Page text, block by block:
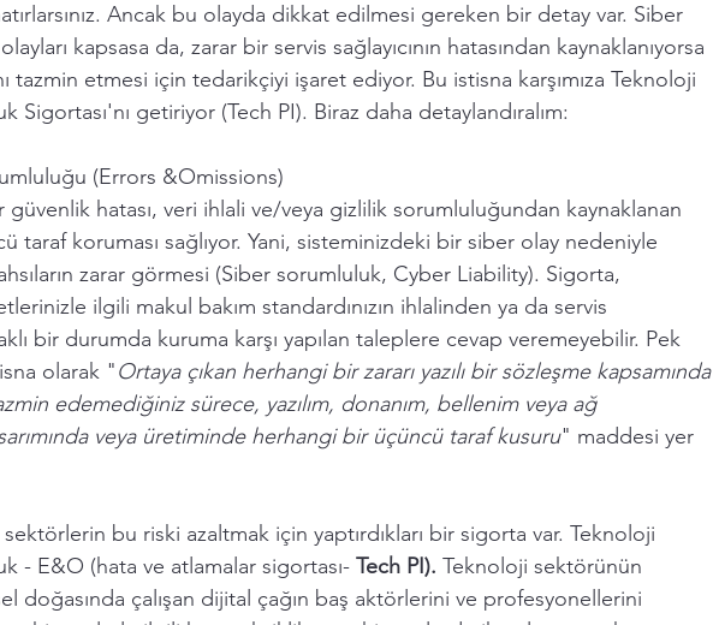
Ancak bu olayda dikkat edilmesi gereken bir detay var. Siber
kapsasa da, zarar bir servis sağlayıcının hatasından kaynaklanıyorsa
tazmin etmesi için tedarikçiyi işaret ediyor. Bu istisna karşımıza Teknoloji
Sigortası'nı getiriyor (Tech PI). Biraz daha detaylandıralım:
(Errors &Omissions)
hatası, veri ihlali ve/veya gizlilik sorumluluğundan kaynaklanan
taraf koruması sağlıyor. Yani, sisteminizdeki bir siber olay nedeniyle
zarar görmesi (Siber sorumluluk, Cyber Liability). Sigorta,
ilgili makul bakım standardınızın ihlalinden ya da servis
bir durumda kuruma karşı yapılan taleplere cevap veremeyebilir. Pek
olarak "Ortaya çıkan herhangi bir zararı yazılı bir sözleşme kapsamında
edemediğiniz sürece, yazılım, donanım, bellenim veya ağ
veya üretiminde herhangi bir üçüncü taraf kusuru" maddesi yer
bu riski azaltmak için yaptırdıkları bir sigorta var. Teknoloji
- E&O (hata ve atlamalar sigortası- Tech PI). Teknoloji sektörünün
doğasında çalışan dijital çağın baş aktörlerini ve profesyonellerini